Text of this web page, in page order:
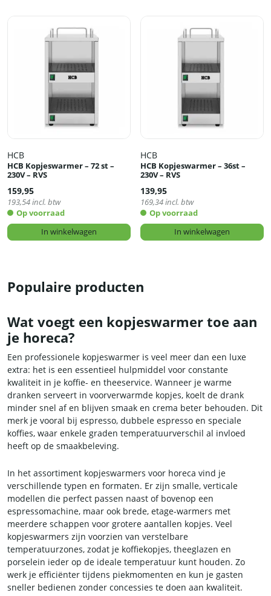
HCB
HCB Kopjeswarmer – 72 st –
230V – RVS
159,95
193,54incl. btw
Op voorraad
In winkelwagen
HCB
HCB Kopjeswarmer – 36st –
230V – RVS
139,95
169,34incl. btw
Op voorraad
In winkelwagen
Populaire producten
Wat voegt een kopjeswarmer toe aan
je horeca?
Een professionele kopjeswarmer is veel meer dan een luxe
extra: het is een essentieel hulpmiddel voor constante
kwaliteit in je koffie- en theeservice. Wanneer je warme
dranken serveert in voorverwarmde kopjes, koelt de drank
minder snel af en blijven smaak en crema beter behouden. Dit
merk je vooral bij espresso, dubbele espresso en speciale
koffies, waar enkele graden temperatuurverschil al invloed
heeft op de smaakbeleving.
In het assortiment kopjeswarmers voor horeca vind je
verschillende typen en formaten. Er zijn smalle, verticale
modellen die perfect passen naast of bovenop een
espressomachine, maar ook brede, etage-warmers met
meerdere schappen voor grotere aantallen kopjes. Veel
kopjeswarmers zijn voorzien van verstelbare
temperatuurzones, zodat je koffiekopjes, theeglazen en
porselein ieder op de ideale temperatuur kunt houden. Zo
werk je efficiënter tijdens piekmomenten en kun je gasten
sneller bedienen zonder concessies te doen aan kwaliteit.